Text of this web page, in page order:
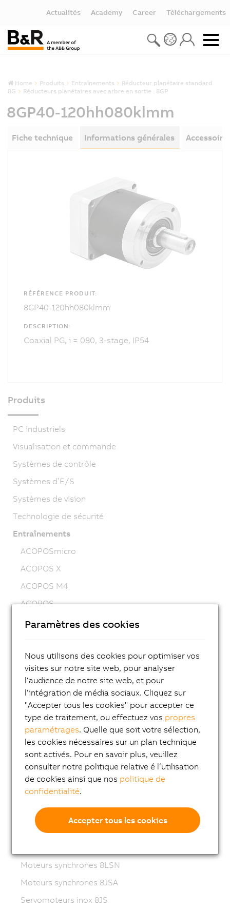
Actualités Academy Career Téléchargements
Home Produits Entraînements
Réducteur planétaire standard
8G
Réducteurs planétaires avec arbre en sortie : 8GP
8GP40-120hh080klmm
Fiche technique Informations générales
RÉFÉRENCE PRODUIT:
8GP40-120hh080klmm
DESCRIPTION:
Coaxial PG, i = 080, 3-stage, IP54
Produits
PC industriels
Visualisation et commande
Systèmes de contrôle
Systèmes d’E/S
Systèmes de vision
Technologie de sécurité
Entraînements
ACOPOSmicro
ACOPOS X
ACOPOS M4
ACOPOS
ACOPOS P3
ACOPOSremote
ACOPOSmotor
Variable frequency drives (VFD)
8LS-4 synchronous motors
8MS-4 synchronous motors
ACOPOSmotor Compact
Servomoteurs 8WSA
Motoréducteurs 8WSB
Moteurs synchrones 8LVA
Motoréducteurs 8LVB
Moteurs synchrones 8LWA
Moteurs synchrones 8LSN
Moteurs synchrones 8JSA
Servomoteurs inox 8JS
Paramètres des cookies
Nous utilisons des cookies pour optimiser vos
visites sur notre site web, pour analyser
l‘audience de notre site web, et pour
l‘intégration de média sociaux. Cliquez sur
"Accepter tous les cookies" pour accepter ce
type de traitement, ou effectuez vos propres
paramétrages. Quelle que soit votre sélection,
les cookies nécessaires sur un plan technique
sont activés. Pour en savoir plus, veuillez
consulter notre politique relative é l‘utilisation
de cookies ainsi que nos politique de
confidentialité.
Accepter tous les cookies